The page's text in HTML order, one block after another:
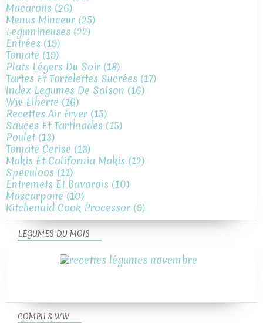
Macarons (26)
Menus Minceur (25)
Legumineuses (22)
Entrées (19)
Tomate (19)
Plats Légers Du Soir (18)
Tartes Et Tartelettes Sucrées (17)
Index Legumes De Saison (16)
Ww Liberte (16)
Recettes Air Fryer (15)
Sauces Et Tartinades (15)
Poulet(13)
Tomate Cerise (13)
Makis Et California Makis (12)
Speculoos (11)
Entremets Et Bavarois (10)
Mascarpone (10)
Kitchenaid Cook Processor (9)
LEGUMES DU MOIS
COMPILS WW